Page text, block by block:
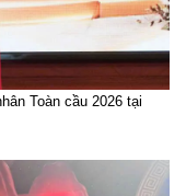
Toàn cầu 2026 tại